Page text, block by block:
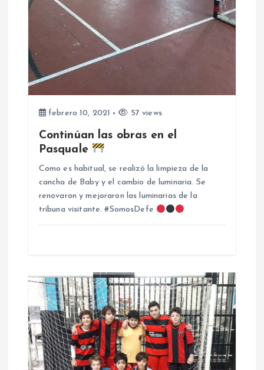
r
d
a
febrero 10, 2021 57 views
Continúan las obras en el
Pasquale
Como es habitual, se realizó la limpieza de la
cancha de Baby y el cambio de luminaria. Se
renovaron y mejoraron las luminarias de la
tribuna visitante. #SomosDefe